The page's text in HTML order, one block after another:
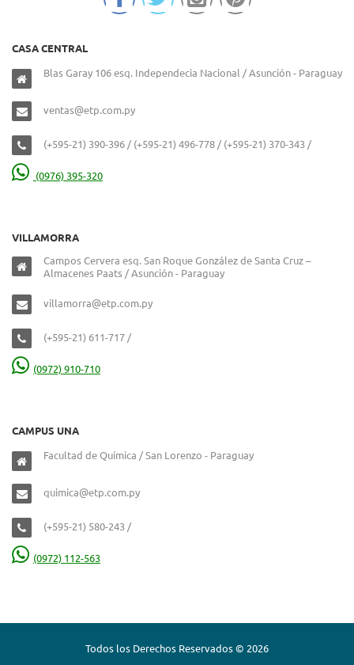
CASA CENTRAL
Blas Garay 106 esq. Independecia Nacional / Asunción - Paraguay
ventas@etp.com.py
(+595-21) 390-396 / (+595-21) 496-778 / (+595-21) 370-343 /
(0976) 395-320
VILLAMORRA
Campos Cervera esq. San Roque González de Santa Cruz –
Almacenes Paats / Asunción - Paraguay
villamorra@etp.com.py
(+595-21) 611-717 /
(0972) 910-710
CAMPUS UNA
Facultad de Química / San Lorenzo - Paraguay
quimica@etp.com.py
(+595-21) 580-243 /
(0972) 112-563
Todos los Derechos Reservados © 2026